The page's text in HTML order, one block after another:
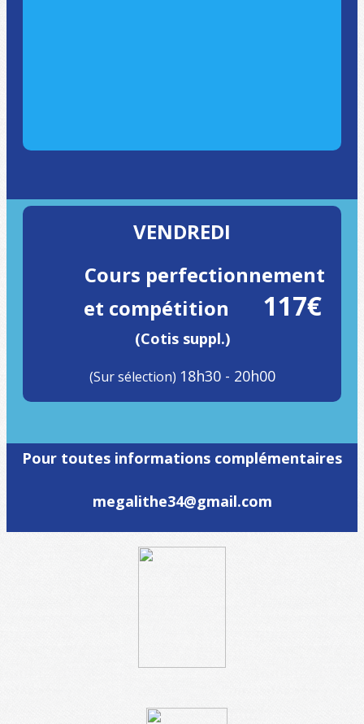
VENDREDI
Cours perfectionnement
et compétition 117€
(Cotis suppl.)
(Sur sélection) 18h30 - 20h00
Pour toutes informations complémentaires
megalithe34@gmail.com